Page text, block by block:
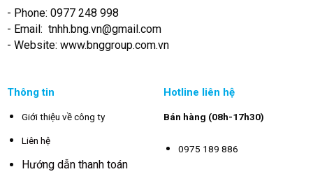
- Phone: 0977 248 998
- Email: tnhh.bng.vn@gmail.com
- Website: www.bnggroup.com.vn
Thông tin
Giới thiệu về công ty
Liên hệ
Hướng dẫn thanh toán
Hotline liên hệ
Bán hàng (08h-17h30)
0975 189 886